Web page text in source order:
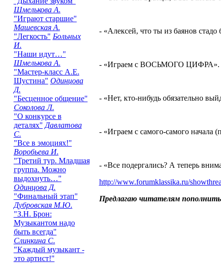
Шмелькова А.
"Играют старшие"
Машевская А.
"Легкость" Больных
И.
"Наши идут…"
Шмелькова А.
"Мастер-класс А.Е.
Шустина" Одинцова
Д.
"Бесценное общение"
Соколова Л.
"О конкурсе в
деталях" Давлатова
С.
"Все в эмоциях!"
Воробьева И.
"Третий тур. Младшая
группа. Можно
выдохнуть…"
Одинцова Д.
"Финальный этап"
Дубровская М.Ю.
"З.Н. Брон:
Музыкантом надо
быть всегда"
Слинкина С.
"Каждый музыкант -
это артист!"
- «Алексей, что ты из баянов стадо
- «Играем с ВОСЬМОГО ЦИФРА».
- «Нет, кто-нибудь обязательно
- «Играем с самого-самого начала
- «Все подергались? А теперь
http://www.forumklassika.ru/
Предлагаю читателям пополнить